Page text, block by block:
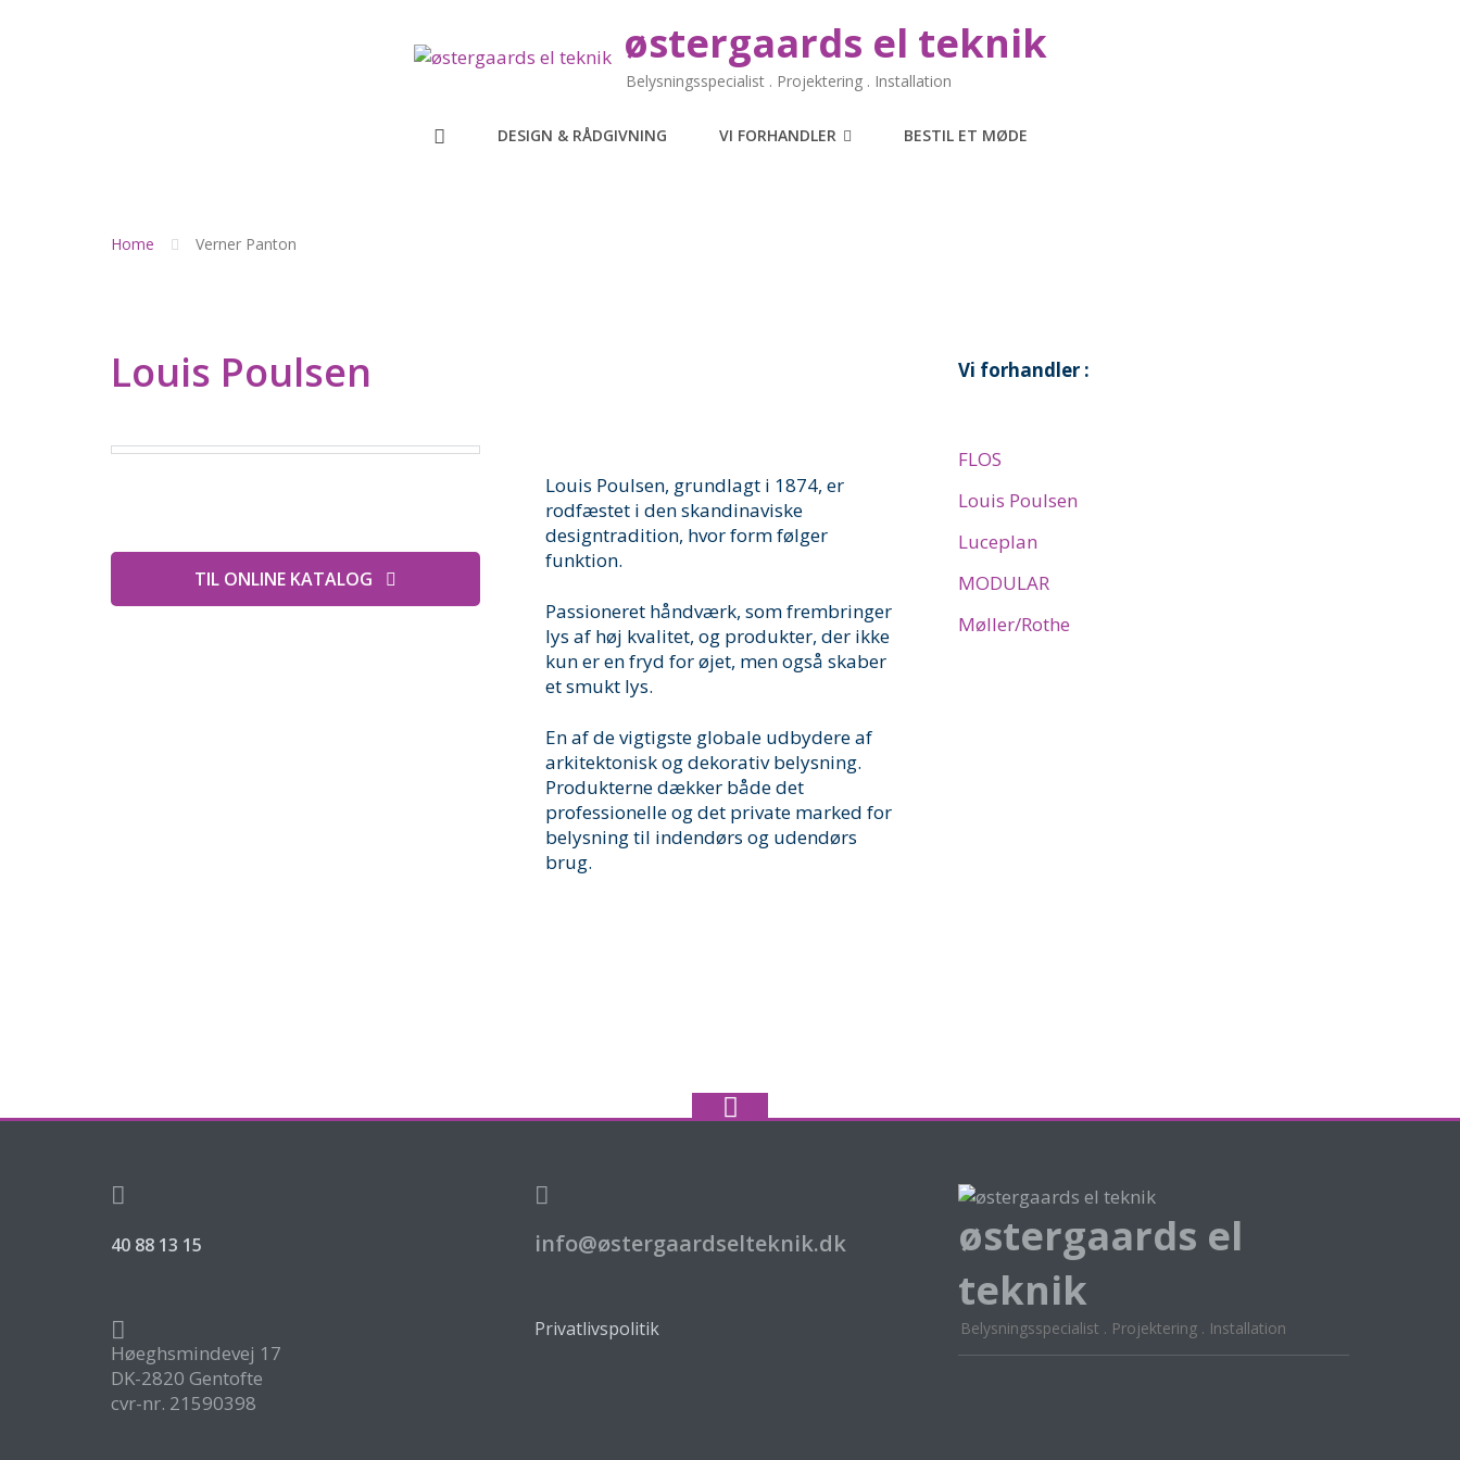
østergaards el teknik
Belysningsspecialist . Projektering . Installation
DESIGN & RÅDGIVNING VI FORHANDLER BESTIL ET MØDE
Home Verner Panton
Louis Poulsen
TIL ONLINE KATALOG
Louis Poulsen, grundlagt i 1874, er
rodfæstet i den skandinaviske
designtradition, hvor form følger
funktion.
Passioneret håndværk, som frembringer
lys af høj kvalitet, og produkter, der ikke
kun er en fryd for øjet, men også skaber
et smukt lys.
En af de vigtigste globale udbydere af
arkitektonisk og dekorativ belysning.
Produkterne dækker både det
professionelle og det private marked for
belysning til indendørs og udendørs
brug.
Vi forhandler :
FLOS
Louis Poulsen
Luceplan
MODULAR
Møller/Rothe
40 88 13 15
Høeghsmindevej 17
DK-2820 Gentofte
cvr-nr. 21590398
info@østergaardselteknik.dk
Privatlivspolitik
østergaards el
teknik
Belysningsspecialist . Projektering . Installation